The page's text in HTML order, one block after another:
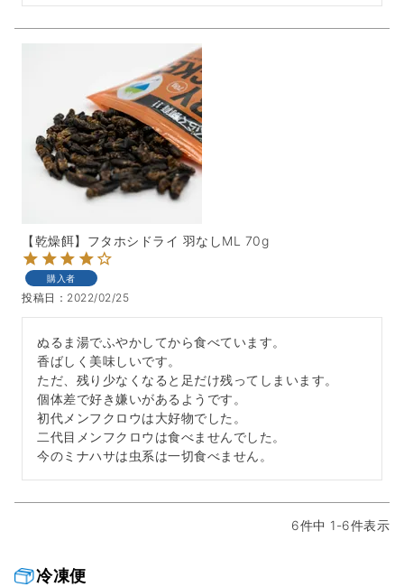
冷凍便
【乾燥餌】フタホシドライ 羽なしML 70g
購入者
投稿日 2022/02/25
ぬるま湯でふやかしてから食べています。
香ばしく美味しいです。
ただ、残り少なくなると足だけ残ってしまいます。
個体差で好き嫌いがあるようです。
初代メンフクロウは大好物でした。
二代目メンフクロウは食べませんでした。
今のミナハサは虫系は一切食べません。
6件中 1-6件表示